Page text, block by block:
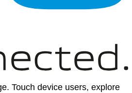
Touch device users, explore